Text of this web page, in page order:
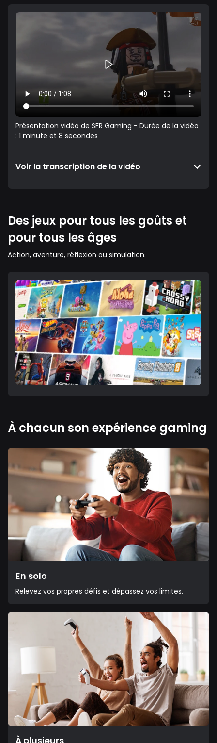
Présentation vidéo de SFR Gaming - Durée de la vidéo
: 1 minute et 8 secondes
Voir la transcription de la vidéo
Des jeux pour tous les goûts et
pour tous les âges
Action, aventure, réflexion ou simulation.
À chacun son expérience gaming
En solo
Relevez vos propres défis et dépassez vos limites.
À plusieurs